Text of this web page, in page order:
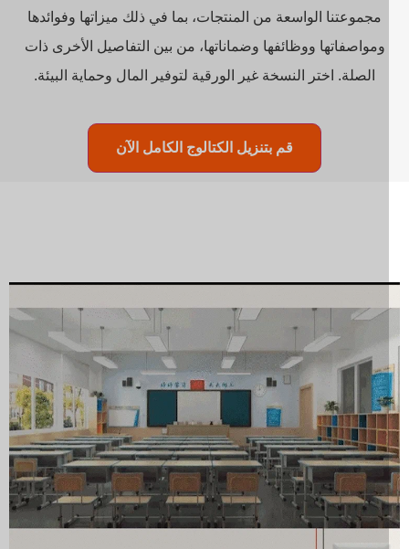
مجموعتنا الواسعة من المنتجات، بما في ذلك ميزاتها وفوائدها
ومواصفاتها ووظائفها وضماناتها، من بين التفاصيل الأخرى ذات
الصلة. اختر النسخة غير الورقية لتوفير المال وحماية البيئة.
قم بتنزيل الكتالوج الكامل الآن